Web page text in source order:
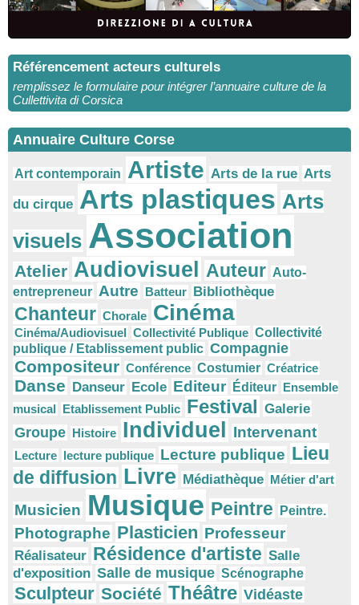
Référencement acteurs culturels
remplissez le formulaire pour intégrer l’annuaire culture de la
Cullettivita di Corsica
Annuaire Culture Corse
Art contemporain Artiste Arts de la rue Arts
du cirque Arts plastiques Arts
visuels Association
Atelier Audiovisuel Auteur Auto-
entrepreneur Autre Batteur Bibliothèque
Chanteur Chorale Cinéma
Cinéma/Audiovisuel Collectivité Publique Collectivité
publique / Etablissement public Compagnie
Compositeur Conférence Costumier Créatrice
Danse Danseur Ecole Editeur Éditeur Ensemble
musical Etablissement Public Festival Galerie
Groupe Histoire Individuel Intervenant
Lecture lecture publique Lecture publique Lieu
de diffusion Livre Médiathèque Métier d'art
Musicien Musique Peintre Peintre.
Photographe Plasticien Professeur
Réalisateur Résidence d'artiste Salle
d'exposition Salle de musique Scénographe
Sculpteur Société Théâtre Vidéaste